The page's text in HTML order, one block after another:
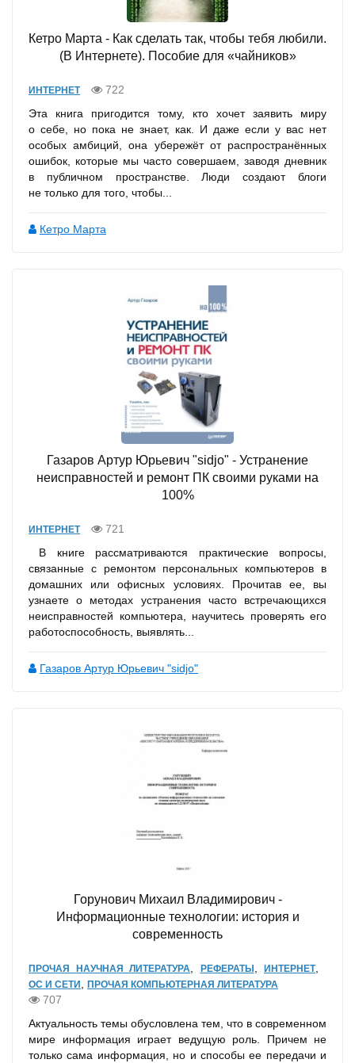
Кетро Марта - Как сделать так, чтобы тебя любили.
(В Интернете). Пособие для «чайников»
ИНТЕРНЕТ
722
Эта книга пригодится тому, кто хочет заявить миру
о себе, но пока не знает, как. И даже если у вас нет
особых амбиций, она убережёт от распространённых
ошибок, которые мы часто совершаем, заводя дневник
в публичном пространстве. Люди создают блоги
не только для того, чтобы...
Кетро Марта
Газаров Артур Юрьевич "sidjo" - Устранение
неисправностей и ремонт ПК своими руками на
100%
ИНТЕРНЕТ
721
В книге рассматриваются практические вопросы,
связанные с ремонтом персональных компьютеров в
домашних или офисных условиях. Прочитав ее, вы
узнаете о методах устранения часто встречающихся
неисправностей компьютера, научитесь проверять его
работоспособность, выявлять...
Газаров Артур Юрьевич "sidjo"
Горунович Михаил Владимирович -
Информационные технологии: история и
современность
ПРОЧАЯ НАУЧНАЯ ЛИТЕРАТУРА, РЕФЕРАТЫ , ИНТЕРНЕТ,
ОС И СЕТИ , ПРОЧАЯ КОМПЬЮТЕРНАЯ ЛИТЕРАТУРА
707
Актуальность темы обусловлена тем, что в современном
мире информация играет ведущую роль. Причем не
только сама информация, но и способы ее передачи и